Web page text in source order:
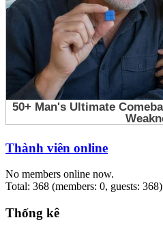
Thành viên online
No members online now.
Total: 368 (members: 0, guests: 368)
Thống kê